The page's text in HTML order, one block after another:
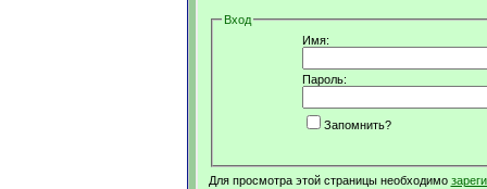
Вход
Имя:
Пароль:
Запомнить?
Для просмотра этой страницы необходимо